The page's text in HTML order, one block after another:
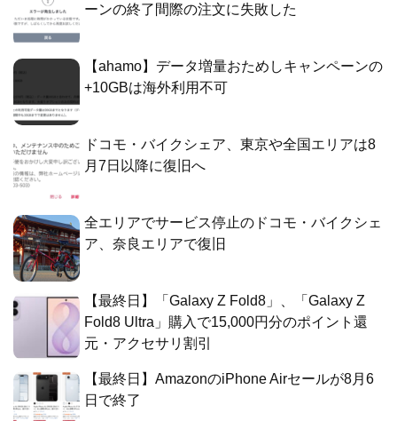
ーンの終了間際の注文に失敗した
【ahamo】データ増量おためしキャンペーンの
+10GBは海外利用不可
ドコモ・バイクシェア、東京や全国エリアは8
月7日以降に復旧へ
全エリアでサービス停止のドコモ・バイクシェ
ア、奈良エリアで復旧
【最終日】「Galaxy Z Fold8」、「Galaxy Z
Fold8 Ultra」購入で15,000円分のポイント還
元・アクセサリ割引
【最終日】AmazonのiPhone Airセールが8月6
日で終了